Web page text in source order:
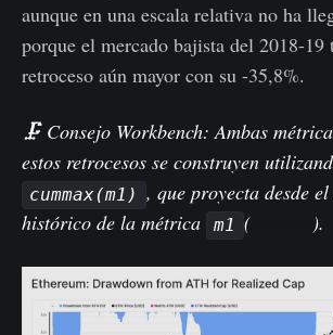
aunque en una escala relativa no ha
porque el mercado bajista del 2018-19
retroceso aún mayor con su -35,8%.
🗜️ Consejo Workbench: Ambas
estos retrocesos se construyen
cummax(m1) , que proyecta desde
histórico de la métrica
m1 (ejemplo ).